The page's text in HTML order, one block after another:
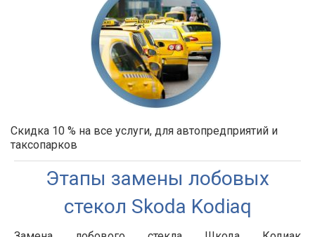
Скидка 10 % на все услуги, для автопредприятий и
таксопарков
Этапы замены лобовых
стекол Skoda Kodiaq